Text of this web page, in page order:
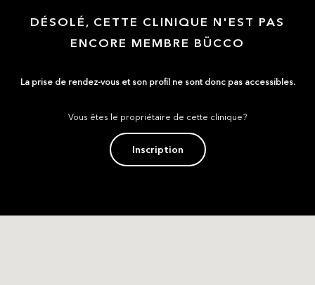
DÉSOLÉ, CETTE CLINIQUE N'EST PAS
ENCORE MEMBRE BÜCCO
La prise de rendez-vous et son profil ne sont donc pas accessibles.
Vous êtes le propriétaire de cette clinique?
Inscription